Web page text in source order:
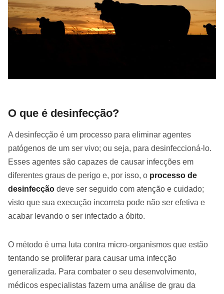
O que é desinfecção?
A desinfecção é um processo para eliminar agentes
patógenos de um ser vivo; ou seja, para desinfeccioná-lo.
Esses agentes são capazes de causar infecções em
diferentes graus de perigo e, por isso, o processo de
desinfecção deve ser seguido com atenção e cuidado;
visto que sua execução incorreta pode não ser efetiva e
acabar levando o ser infectado a óbito.
O método é uma luta contra micro-organismos que estão
tentando se proliferar para causar uma infecção
generalizada. Para combater o seu desenvolvimento,
médicos especialistas fazem uma análise de grau da